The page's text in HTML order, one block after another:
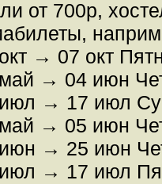
от 700р,
→ 07 окт
→ 04 июн
→ 17 июл
→ 05 июн
→ 25 июн
→ 17 июл